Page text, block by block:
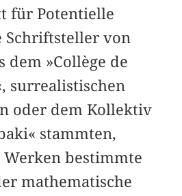
für Potentielle
Schriftsteller von
dem »Collège de
surrealistischen
oder dem Kollektiv
stammten,
bestimmte
mathematische